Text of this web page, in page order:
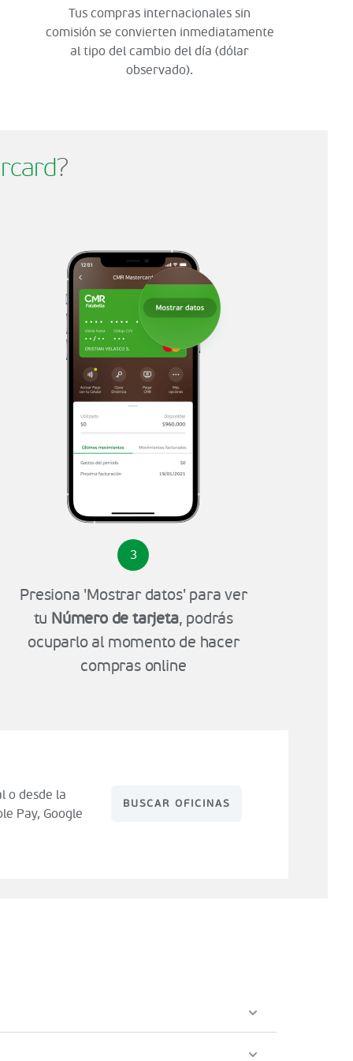
Tus compras internacionales sin
comisión se convierten inmediatamente
al tipo del cambio del día (dólar
observado).
?
3
Presiona 'Mostrar datos' para ver
tu Número de tarjeta, podrás
ocuparlo al momento de hacer
compras online
o desde la
Pay, Google
BUSCAR OFICINAS